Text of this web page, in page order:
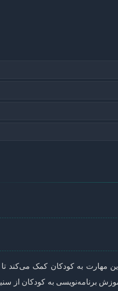
این مهارت به کودکان کمک می‌کند
برنامه‌نویسی به کودکان از